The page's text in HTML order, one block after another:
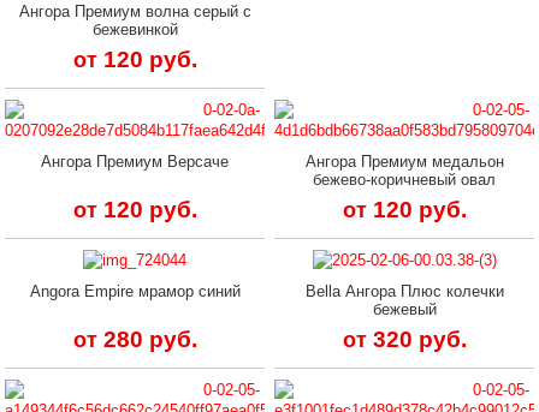
Ангора Премиум волна серый с
бежевинкой
от 120 руб.
Ангора Премиум Версаче
от 120 руб.
Ангора Премиум медальон
бежево-коричневый овал
от 120 руб.
Angora Empire мрамор синий
от 280 руб.
Bella Ангора Плюс колечки
бежевый
от 320 руб.